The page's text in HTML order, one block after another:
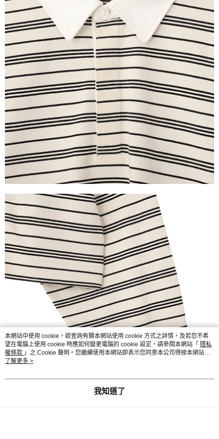
本網站中使用 cookie，欲查詢有關本網站使用 cookie 方式之詳情，及若您不希
望在電腦上使用 cookie 時應如何變更電腦的 cookie 設定，請參閱本網站「 隱私
權條款 」之 Cookie 聲明。您繼續使用本網站即表示您同意本公司得按本網站使
用條款之 Cookie 聲明使用 cookie。
了解更多 >
我知道了